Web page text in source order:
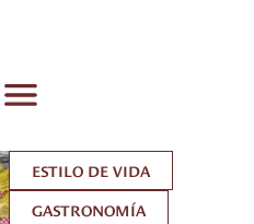
ESTILO DE VIDA
GASTRONOMÍA